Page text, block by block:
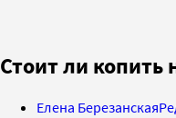
Стоит ли
Елена Березанская